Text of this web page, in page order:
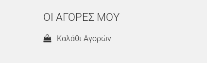
ΟΙ ΑΓΟΡΕΣ ΜΟΥ
Καλάθι Αγορών